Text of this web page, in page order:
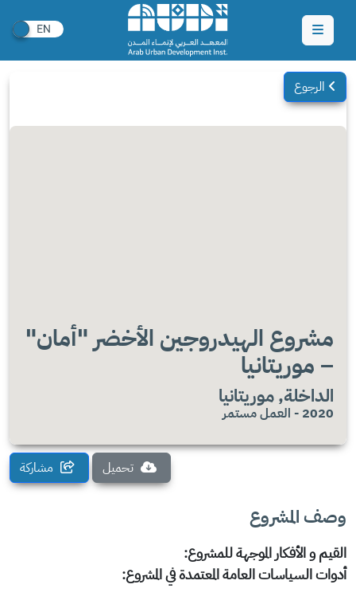
الرجوع
مشروع الهيدروجين الأخضر "أمان"
– موريتانيا
الداخلة, موريتانيا
2020 - العمل مستمر
تحميل مشاركة
وصف المشروع
القيم و الأفكار الموجهة للمشروع:
أدوات السياسات العامة المعتمدة في المشروع: